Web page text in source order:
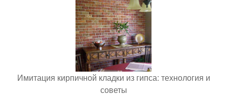
Имитация кирпичной кладки из гипса: технология и
советы